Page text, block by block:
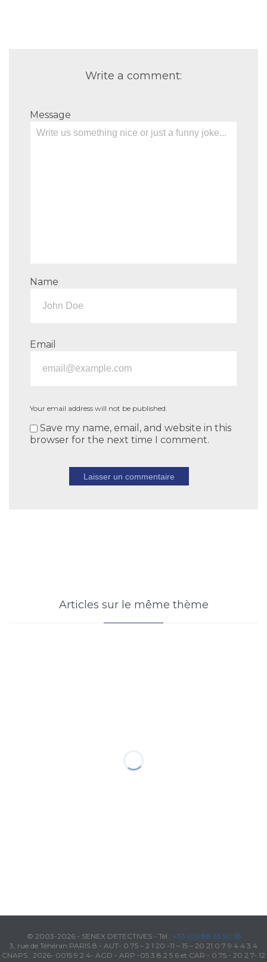
Write a comment:
Message
Name
Email
Your email address will not be published.
Save my name, email, and website in this
browser for the next time I comment.
Articles sur le même thème
© 2003-2026 - SENEX DETECTIVES - Tél : +33 (0)1 88 33 50 55
3, rue de Téhéran PARIS 8 - AUT- 0 75 – 2 1 20 -11 – 15 – 20 21 0 7 9 4 4 3 4
CNAPS : 2026- 0015 9 2 4- AGD - ARP -05 3 8 2 5 6 et CAR - 0 75 - 20 2 7- 12